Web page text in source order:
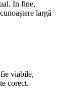
În fine,
largă
viabile,
corect.